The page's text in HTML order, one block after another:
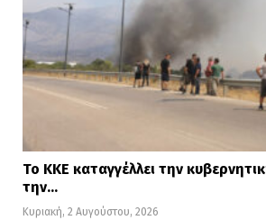
Το ΚΚΕ καταγγέλλει την
την…
Κυριακή, 2 Αυγούστου, 2026